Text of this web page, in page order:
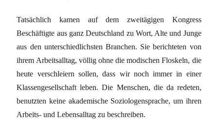
Tatsächlich kamen auf dem zweitägigen Kongress
Beschäftigte aus ganz Deutschland zu Wort, Alte und Junge
aus den unterschiedlichsten Branchen. Sie berichteten von
ihrem Arbeitsalltag, völlig ohne die modischen Floskeln, die
heute verschleiern sollen, dass wir noch immer in einer
Klassengesellschaft leben. Die Menschen, die da redeten,
benutzten keine akademische Soziologensprache, um ihren
Arbeits- und Lebensalltag zu beschreiben.